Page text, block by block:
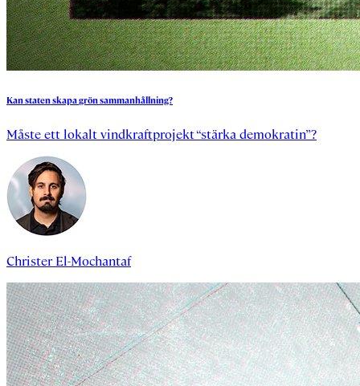
Kanstatenskapagrönsammanhållning?
Måste ett lokalt vindkraftprojekt “stärka demokratin”?
Christer El-Mochantaf